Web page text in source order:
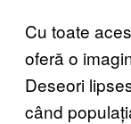
Cu toate
oferă o
Deseori
când